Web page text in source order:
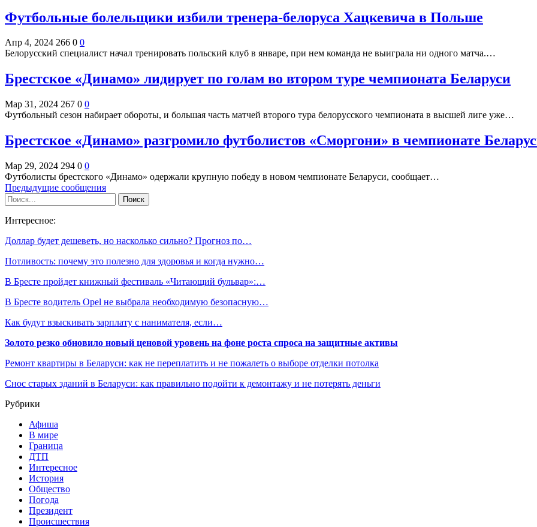
Футбольные болельщики избили тренера-белоруса Хацкевича в Польше
Апр 4, 2024 266 0 0
Белорусский специалист начал тренировать польский клуб в январе, при нем команда не выиграла ни одного матча.…
Брестское «Динамо» лидирует по голам во втором туре чемпионата Беларуси
Мар 31, 2024 267 0 0
Футбольный сезон набирает обороты, и большая часть матчей второго тура белорусского чемпионата в высшей лиге уже…
Брестское «Динамо» разгромило футболистов «Сморгони» в чемпионате
Мар 29, 2024 294 0 0
Футболисты брестского «Динамо» одержали крупную победу в новом чемпионате Беларуси, сообщает…
Предыдущие сообщения
Интересное:
Доллар будет дешеветь, но насколько сильно? Прогноз по…
Потливость: почему это полезно для здоровья и когда нужно…
В Бресте пройдет книжный фестиваль «Читающий бульвар»:…
В Бресте водитель Opel не выбрала необходимую безопасную…
Как будут взыскивать зарплату с нанимателя, если…
Золото резко обновило новый ценовой уровень на фоне роста спроса на защитные активы
Ремонт квартиры в Беларуси: как не переплатить и не пожалеть о выборе отделки потолка
Снос старых зданий в Беларуси: как правильно подойти к демонтажу и не потерять деньги
Рубрики
Афиша
В мире
Граница
ДТП
Интересное
История
Общество
Погода
Президент
Происшествия